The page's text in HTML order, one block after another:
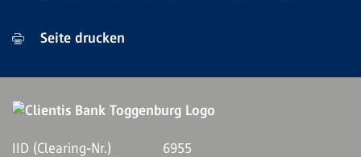
Seite drucken
IID (Clearing-Nr.)
6955